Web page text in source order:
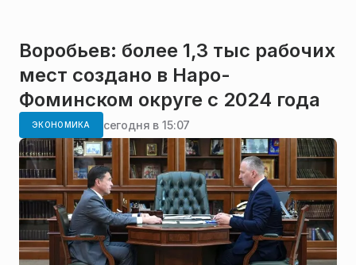
Воробьев: более 1,3 тыс рабочих
мест создано в Наро-
Фоминском округе с 2024 года
ЭКОНОМИКА сегодня в 15:07